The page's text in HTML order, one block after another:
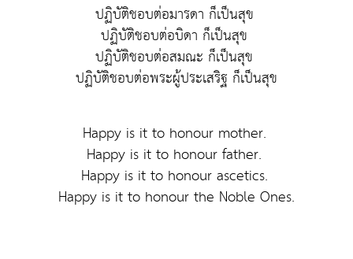
ปฏิบัติชอบต่อมารดา ก็เป็นสุข
ปฏิบัติชอบต่อบิดา ก็เป็นสุข
ปฏิบัติชอบต่อสมณะ ก็เป็นสุข
ปฏิบัติชอบต่อพระผู้ประเสริฐ ก็เป็นสุข
Happy is it to honour mother.
Happy is it to honour father.
Happy is it to honour ascetics.
Happy is it to honour the Noble Ones.